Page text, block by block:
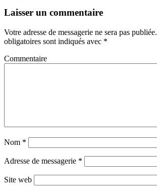
Laisser un commentaire
Votre adresse de messagerie ne sera pas publiée.
obligatoires sont indiqués avec *
Commentaire
Nom *
Adresse de messagerie *
Site web